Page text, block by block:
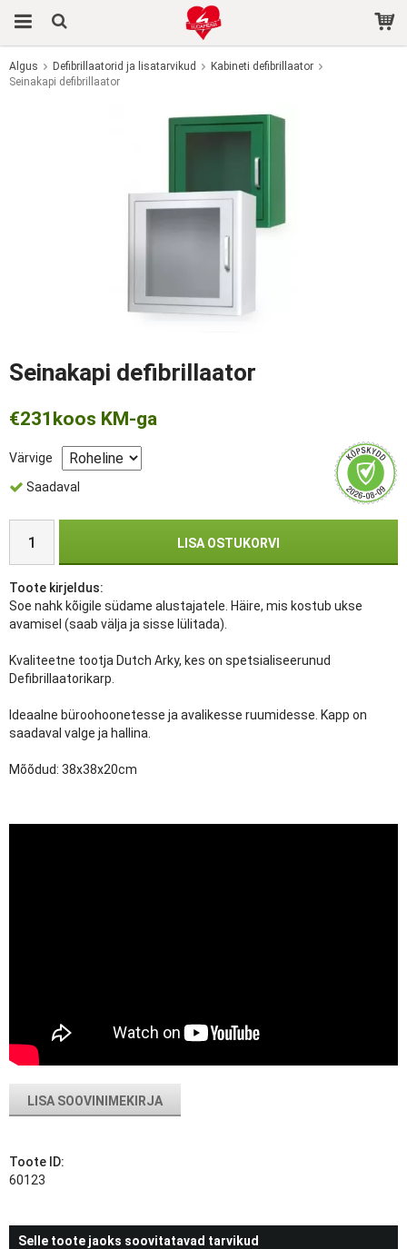
Algus Defibrillaatorid ja lisatarvikud
Kabineti defibrillaator
Seinakapi defibrillaator
Seinakapi defibrillaator
€231 koos KM-ga
Värvige
Saadaval
LISA OSTUKORVI
Toote kirjeldus:
Soe nahk kõigile südame alustajatele. Häire, mis kostub ukse
avamisel (saab välja ja sisse lülitada).
Kvaliteetne tootja Dutch Arky, kes on spetsialiseerunud
Defibrillaatorikarp.
Ideaalne büroohoonetesse ja avalikesse ruumidesse. Kapp on
saadaval valge ja hallina.
Mõõdud: 38x38x20cm
LISA SOOVINIMEKIRJA
Toote ID:
60123
Selle toote jaoks soovitatavad tarvikud